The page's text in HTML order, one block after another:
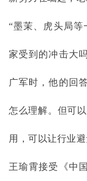
“墨茉、虎头局等
家受到的冲击大
广军时，他的回
怎么理解。但可
用，可以让行业
王瑜霄接受《中